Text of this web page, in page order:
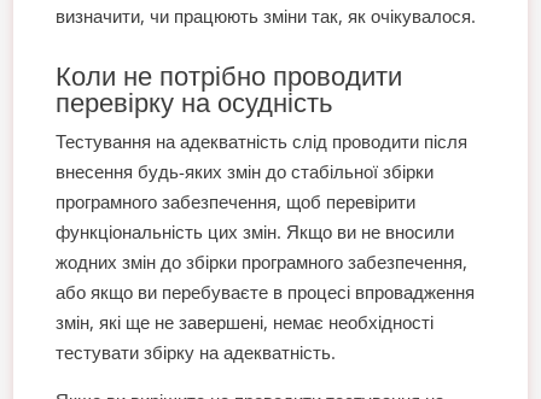
визначити, чи працюють зміни так, як очікувалося.
Коли не потрібно проводити
перевірку на осудність
Тестування на адекватність слід проводити після
внесення будь-яких змін до стабільної збірки
програмного забезпечення, щоб перевірити
функціональність цих змін. Якщо ви не вносили
жодних змін до збірки програмного забезпечення,
або якщо ви перебуваєте в процесі впровадження
змін, які ще не завершені, немає необхідності
тестувати збірку на адекватність.